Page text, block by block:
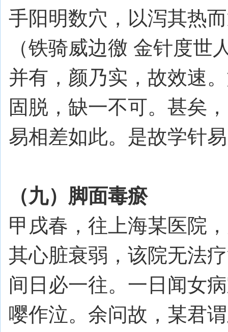
手阳明数穴，以泻其热
（铁骑威边徼 金针度
并有，颜乃实，故效速
固脱，缺一不可。甚矣
易相差如此。是故学针
（九）脚面毒瘀
甲戌春，往上海某医院
其心脏衰弱，该院无法
间日必一往。一日闻女
嘤作泣。余问故，某君